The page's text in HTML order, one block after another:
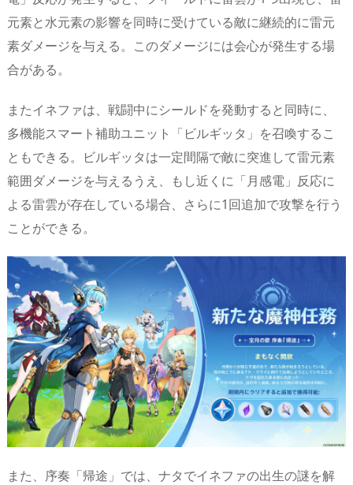
元素と水元素の影響を同時に受けている敵に継続的に雷元
素ダメージを与える。このダメージには会心が発生する場
合がある。
またイネファは、戦闘中にシールドを発動すると同時に、
多機能スマート補助ユニット「ビルギッタ」を召喚するこ
ともできる。ビルギッタは一定間隔で敵に突進して雷元素
範囲ダメージを与えるうえ、もし近くに「月感電」反応に
よる雷雲が存在している場合、さらに1回追加で攻撃を行う
ことができる。
また、序奏「帰途」では、ナタでイネファの出生の謎を解